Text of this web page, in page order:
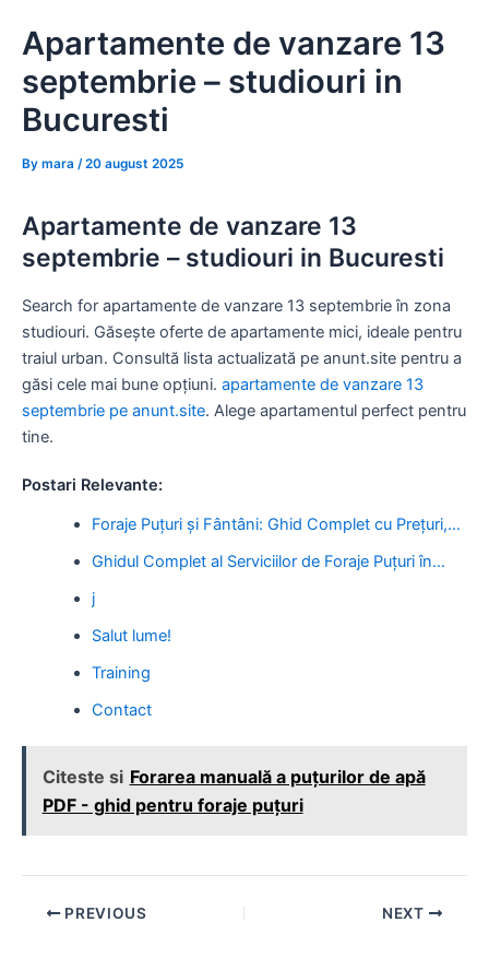
content
Apartamente de vanzare 13
septembrie – studiouri in
Bucuresti
By mara /20 august 2025
Apartamente de vanzare 13
septembrie – studiouri in Bucuresti
Search for apartamente de vanzare 13 septembrie în zona
studiouri. Găsește oferte de apartamente mici, ideale pentru
traiul urban. Consultă lista actualizată pe anunt.site pentru a
găsi cele mai bune opțiuni. apartamente de vanzare 13
septembrie pe anunt.site. Alege apartamentul perfect pentru
tine.
Postari Relevante:
Foraje Puțuri și Fântâni: Ghid Complet cu Prețuri,…
Ghidul Complet al Serviciilor de Foraje Puțuri în…
j
Salut lume!
Training
Contact
Citeste si Forarea manuală a puțurilor de apă
PDF - ghid pentru foraje puțuri
Post PREVIOUS NEXT